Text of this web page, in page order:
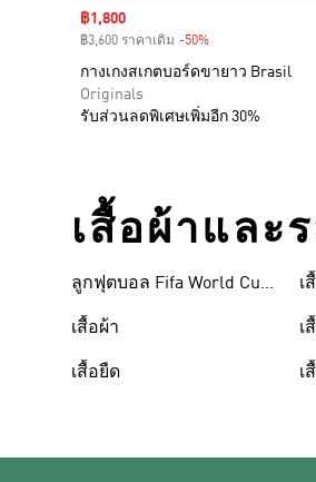
Sale price
฿1,800
฿3,600 ราคาเดิม -50%
กางเกงสเกตบอร์ดขายาว Brasil
Originals
รับส่วนลดพิเศษเพิ่มอีก 30%
เสื้อผ้าและ
ลูกฟุตบอล Fifa World Cup
เสื้อผ้า
เสื้อยืด
เ
เ
เ